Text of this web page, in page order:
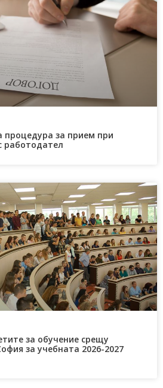
за прием при
работодател
за обучение срещу
за учебната 2026-2027